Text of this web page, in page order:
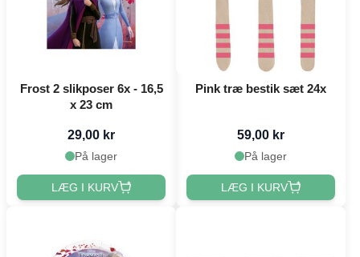
Frost 2 slikposer 6x - 16,5
x 23 cm
29,00 kr
På lager
LÆG I KURV
Pink træ bestik sæt 24x
59,00 kr
På lager
LÆG I KURV